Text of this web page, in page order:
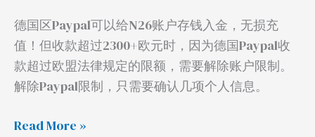
德国区Paypal可以给N26账户存钱入金，无损充
值！但收款超过2300+欧元时，因为德国Paypal收
款超过欧盟法律规定的限额，需要解除账户限制。
解除Paypal限制，只需要确认几项个人信息。
入
金
Read More »